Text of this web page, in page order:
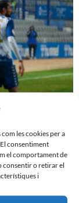
les cookies per a
consentiment
el comportament de
consentir o retirar el
i